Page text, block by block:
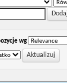
wg